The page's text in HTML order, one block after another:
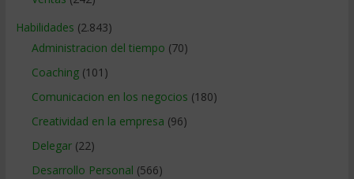
Habilidades (2.843)
Administracion del tiempo (70)
Coaching(101)
Comunicacion en los negocios (180)
Creatividad en la empresa (96)
Delegar(22)
Desarrollo Personal (566)